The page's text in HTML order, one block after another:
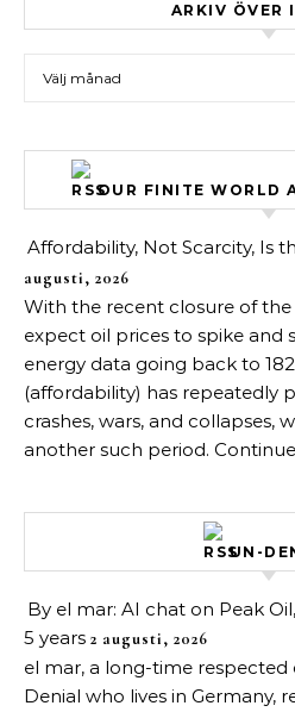
ARKIV ÖVER
OUR FINITE WORLD
Affordability, Not Scarcity, Is
augusti, 2026
With the recent closure of
expect oil prices to spike and
energy data going back to
(affordability) has repeatedly
crashes, wars, and collapses,
another such period.
UN-
By el mar: AI chat on Peak
5 years 2 augusti, 2026
el mar, a long-time
Denial who lives in Germany,